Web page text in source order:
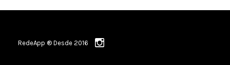
RedeApp ® Desde 2016